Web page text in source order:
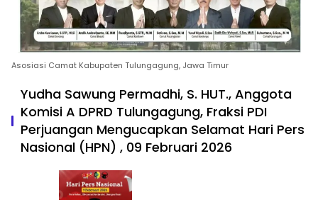
Asosiasi Camat Kabupaten Tulungagung, Jawa Timur
Yudha Sawung Permadhi, S. HUT., Anggota
Komisi A DPRD Tulungagung, Fraksi PDI
Perjuangan Mengucapkan Selamat Hari Pers
Nasional (HPN) , 09 Februari 2026